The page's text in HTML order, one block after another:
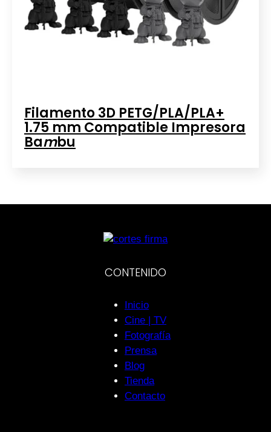
Filamento 3D PETG/PLA/PLA+
1.75 mm Compatible Impresora
Bambu
CONTENIDO
Inicio
Cine | TV
Fotografía
Prensa
Blog
Tienda
Contacto